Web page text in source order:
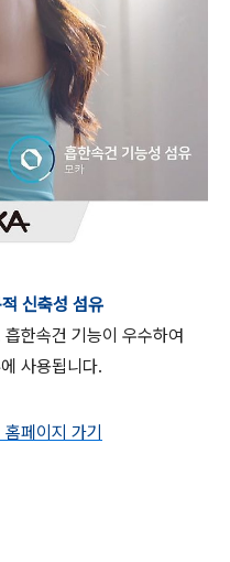
신축성 섬유
한속건 기능이 우수하여
사용됩니다.
페이지 가기